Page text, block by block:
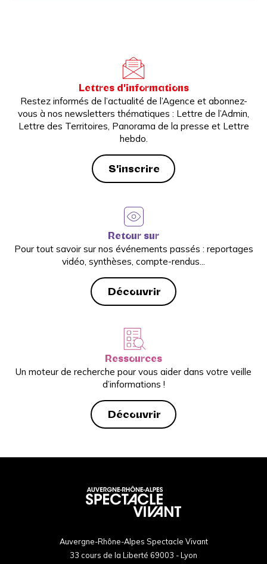
Lettres d'informations
Restez informés de l’actualité de l’Agence et abonnez-
vous à nos newsletters thématiques : Lettre de l’Admin,
Lettre des Territoires, Panorama de la presse et Lettre
hebdo.
S'inscrire
Retour sur
Pour tout savoir sur nos événements passés : reportages
vidéo, synthèses, compte-rendus...
Découvrir
Ressources
Un moteur de recherche pour vous aider dans votre veille
d’informations !
Découvrir
Auvergne-Rhône-Alpes Spectacle Vivant
33 cours de la Liberté 69003 - Lyon